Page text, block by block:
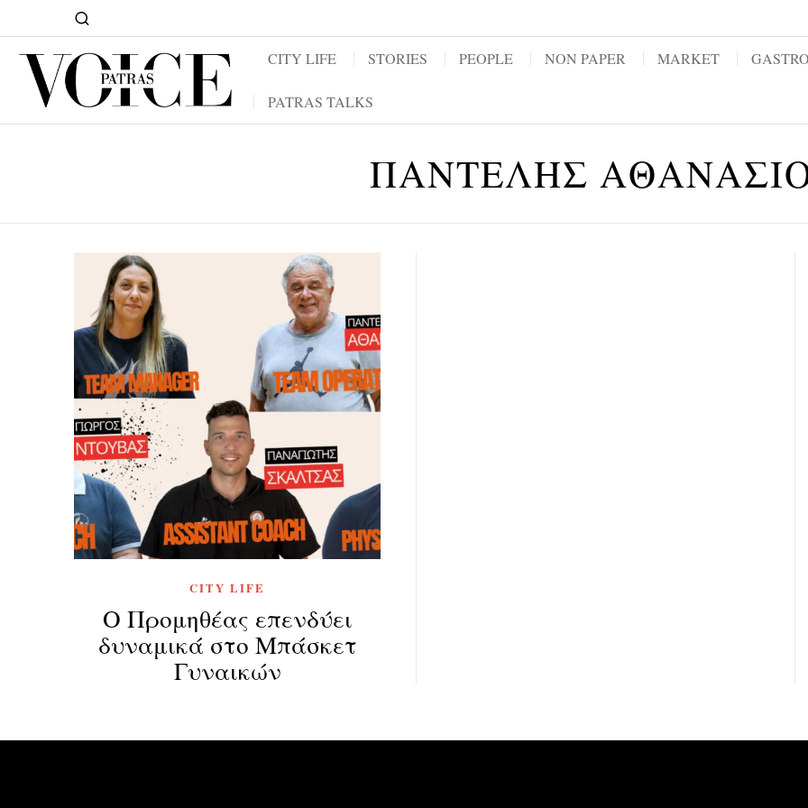
CITY LIFE STORIES PEOPLE NON PAPER MARKET
PATRAS TALKS
ΠΑΝΤΕΛΗΣ
CITY LIFE
Ο Προμηθέας επενδύει
δυναμικά στο Μπάσκετ
Γυναικών